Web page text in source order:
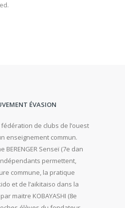
ÉVASION
de clubs de l’ouest
enseignement commun.
BERENGER Senseï (7e dan
indépendants permettent,
commune, la pratique
et de l’aikitaiso dans la
maitre KOBAYASHI (8e